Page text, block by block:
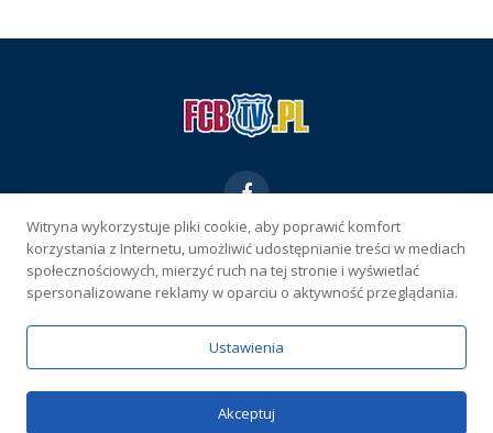
KONTAKT REKLAMA POLITYKA PRYWATNOŚCI
WŁAŚCICIEL SERWISU
Serwis wyłącznie dla osób powyżej 18 lat. Hazard może uzależniać.
Graj odpowiedzialnie.Szczegóły
Copyright © 2026 FCBtv.pl
Witryna wykorzystuje pliki cookie, aby poprawić komfort
korzystania z Internetu, umożliwić udostępnianie treści w mediach
społecznościowych, mierzyć ruch na tej stronie i wyświetlać
spersonalizowane reklamy w oparciu o aktywność przeglądania.
Ustawienia
Akceptuj